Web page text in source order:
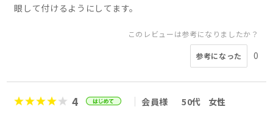
眼して付けるようにしてます。
このレビューは参考になりましたか？
参考になった 0
4 会員様 50代
女性